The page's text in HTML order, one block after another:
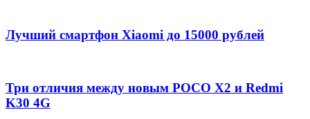
Лучший смартфон Xiaomi до 15000 рублей
Три отличия между новым POCO X2 и Redmi
K30 4G